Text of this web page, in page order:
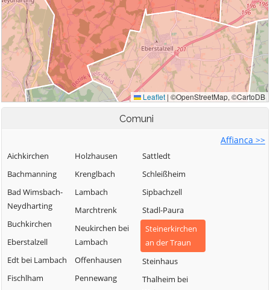
Comuni
Affianca >>
Aichkirchen
Bachmanning
Bad Wimsbach-
Neydharting
Buchkirchen
Eberstalzell
Edt bei Lambach
Fischlham
Holzhausen
Krenglbach
Lambach
Marchtrenk
Neukirchen bei
Lambach
Offenhausen
Pennewang
Sattledt
Schleißheim
Sipbachzell
Stadl-Paura
Steinerkirchen
an der Traun
Steinhaus
Thalheim bei